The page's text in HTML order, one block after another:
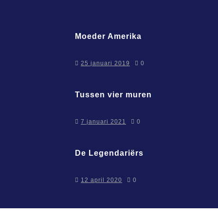
Moeder Amerika
25 januari 2019 0
Tussen vier muren
7 januari 2021 0
De Legendariërs
12 april 2020 0